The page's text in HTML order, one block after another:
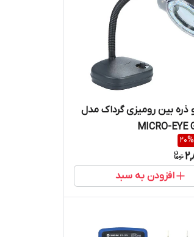
و ذره بین رومیزی گرداک مدل
MICRO-EYE
20%
افزودن به سبد